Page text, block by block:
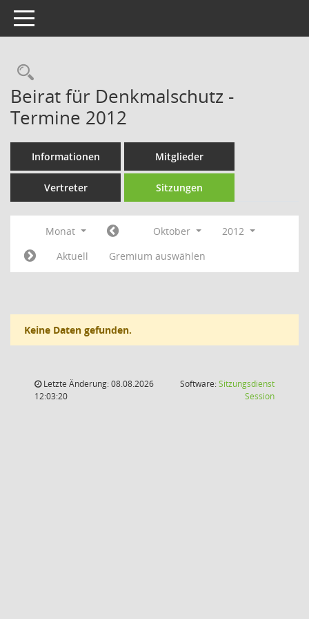
Toggle navigation
Rechercheauswahl
Beirat für Denkmalschutz -
Termine 2012
Informationen Mitglieder
Vertreter Sitzungen
Monat Oktober
2012
Aktuell
Gremium auswählen
Keine Daten gefunden.
Letzte Änderung: 08.08.2026
12:03:20
Software:Sitzungsdienst
Session(Wird in